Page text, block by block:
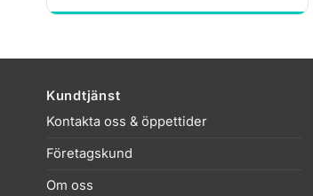
Kundtjänst
Kontakta oss & öppettider
Företagskund
Om oss